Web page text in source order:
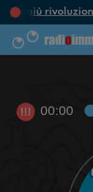
più
!!! 00:00